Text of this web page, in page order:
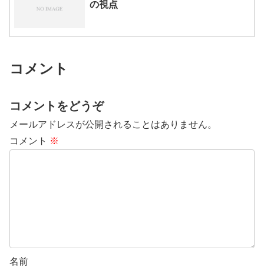
の視点
コメント
コメントをどうぞ
メールアドレスが公開されることはありません。
コメント ※
名前